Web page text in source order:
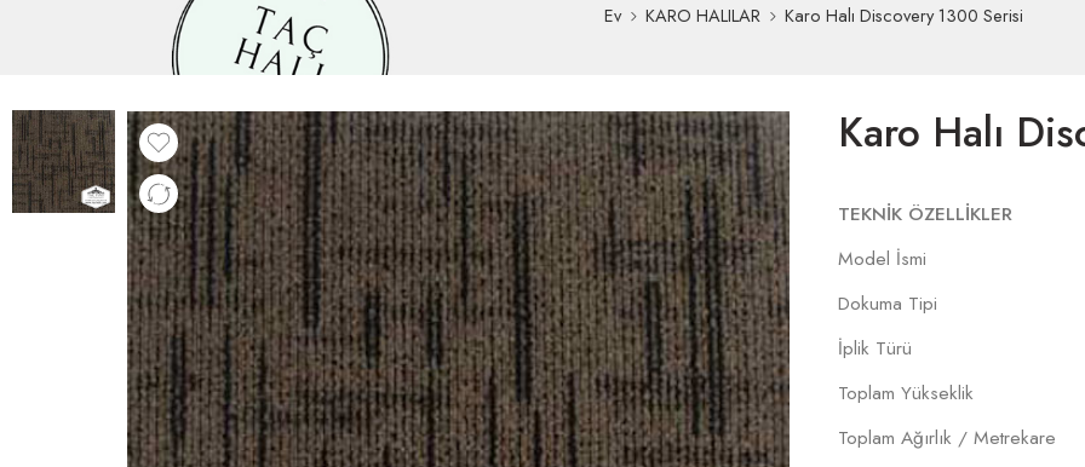
Ev KARO HALILAR Karo Halı Discovery 1300 Serisi
Karo Halı
TEKNİK ÖZELLİKLER
Model İsmi
Dokuma Tipi
İplik Türü
Toplam Yükseklik
Toplam Ağırlık / Metrekare